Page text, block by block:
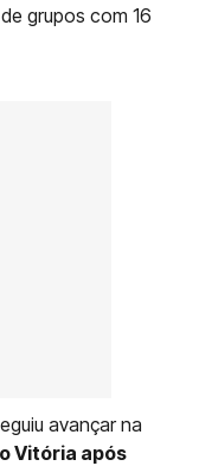
grupos com 16
avançar na
Vitória após